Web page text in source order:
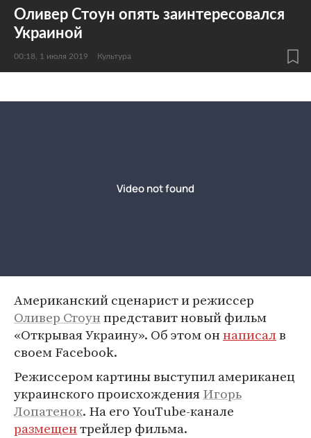
Оливер Стоун опять заинтересовался
Украиной
00:18, 1 июля 2019 Культура
Американский сценарист и режиссер
Оливер Стоунпредставит новый фильм
«Открывая Украину». Об этом оннаписалв
своем Facebook.
Режиссером картины выступил американец
украинского происхожденияИгорь
Лопатенок. На его YouTube-канале
размещентрейлер фильма.